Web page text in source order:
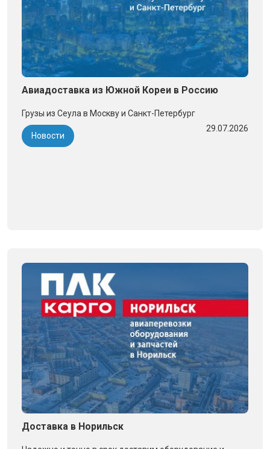
Авиадоставка из Южной Кореи в Россию
Грузы из Сеула в Москву и Санкт-Петербург
Новости
29.07.2026
Доставка в Норильск